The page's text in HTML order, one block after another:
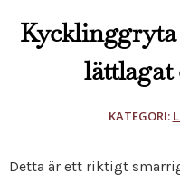
Kycklinggryta
lättlagat
KATEGORI:
Detta är ett riktigt